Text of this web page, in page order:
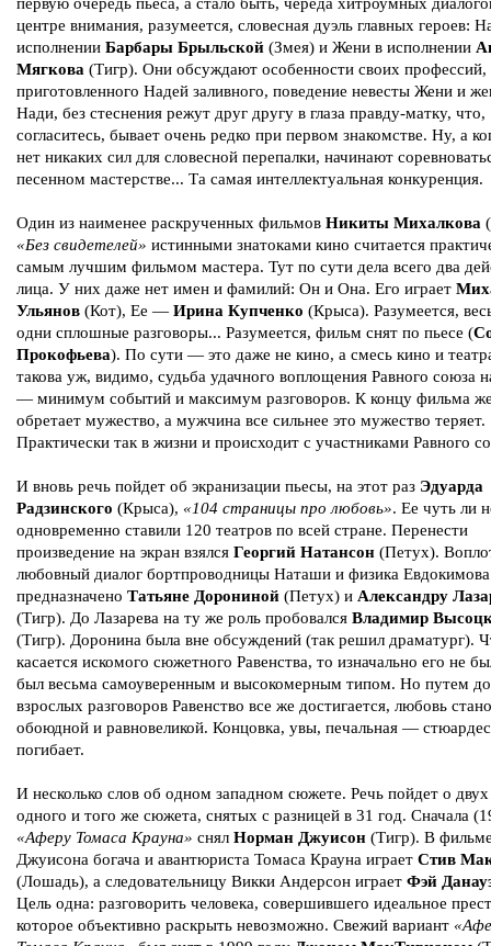
центре внимания, разумеется, словесная дуэль главных героев:
исполнении Барбары Брыльской (Змея) и Жени в исполнении
Мягкова (Тигр). Они обсуждают особенности своих профессий,
приготовленного Надей заливного, поведение невесты Жени и
Нади, без стеснения режут друг другу в глаза правду-матку, что,
согласитесь, бывает очень редко при первом знакомстве. Ну, а
нет никаких сил для словесной перепалки, начинают
песенном мастерстве... Та самая интеллектуальная конкуренция.
Один из наименее раскрученных фильмов Никиты Михалкова
«Без свидетелей» истинными знатоками кино считается
самым лучшим фильмом мастера. Тут по сути дела всего два
лица. У них даже нет имен и фамилий: Он и Она. Его играет
Ульянов (Кот), Ее — Ирина Купченко (Крыса). Разумеется,
одни сплошные разговоры... Разумеется, фильм снят по пьесе (
Прокофьева). По сути — это даже не кино, а смесь кино и
такова уж, видимо, судьба удачного воплощения Равного союза
— минимум событий и максимум разговоров. К концу фильма
обретает мужество, а мужчина все сильнее это мужество теряет.
Практически так в жизни и происходит с участниками Равного
И вновь речь пойдет об экранизации пьесы, на этот раз Эдуарда
Радзинского (Крыса), «104 страницы про любовь». Ее чуть ли
одновременно ставили 120 театров по всей стране. Перенести
произведение на экран взялся Георгий Натансон (Петух).
любовный диалог бортпроводницы Наташи и физика
предназначено Татьяне Дорониной (Петух) и Александру
(Тигр). До Лазарева на ту же роль пробовался Владимир
(Тигр). Доронина была вне обсуждений (так решил драматург).
касается искомого сюжетного Равенства, то изначально его не
был весьма самоуверенным и высокомерным типом. Но путем
взрослых разговоров Равенство все же достигается, любовь
обоюдной и равновеликой. Концовка, увы, печальная —
погибает.
И несколько слов об одном западном сюжете. Речь пойдет о двух
одного и того же сюжета, снятых с разницей в 31 год. Сначала
«Аферу Томаса Крауна» снял Норман Джуисон (Тигр). В
Джуисона богача и авантюриста Томаса Крауна играет Стив
(Лошадь), а следовательницу Викки Андерсон играет Фэй
Цель одна: разговорить человека, совершившего идеальное
которое объективно раскрыть невозможно. Свежий вариант